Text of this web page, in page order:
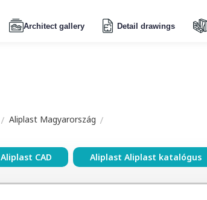
Architect gallery Detail drawings
Aliplast Magyarország
Aliplast CAD Aliplast Aliplast katalógus